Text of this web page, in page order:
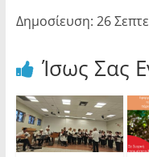
Δημοσίευση: 26
Ίσως Σας